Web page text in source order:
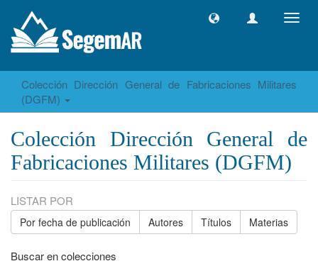
Colección Dirección General de Fabricaciones Militares
(DGFM)
Colección Dirección General de
Fabricaciones Militares (DGFM)
LISTAR POR
Por fecha de publicación Autores Títulos Materias
Buscar en colecciones